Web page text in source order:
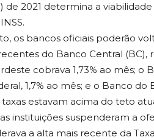
de 2021 determina a
os bancos oficiais poderão
do Banco Central
cobrava 1,73% ao mês; o
1,7% ao mês; e o Banco do
estavam acima do teto
instituições suspenderam a
a alta mais recente da